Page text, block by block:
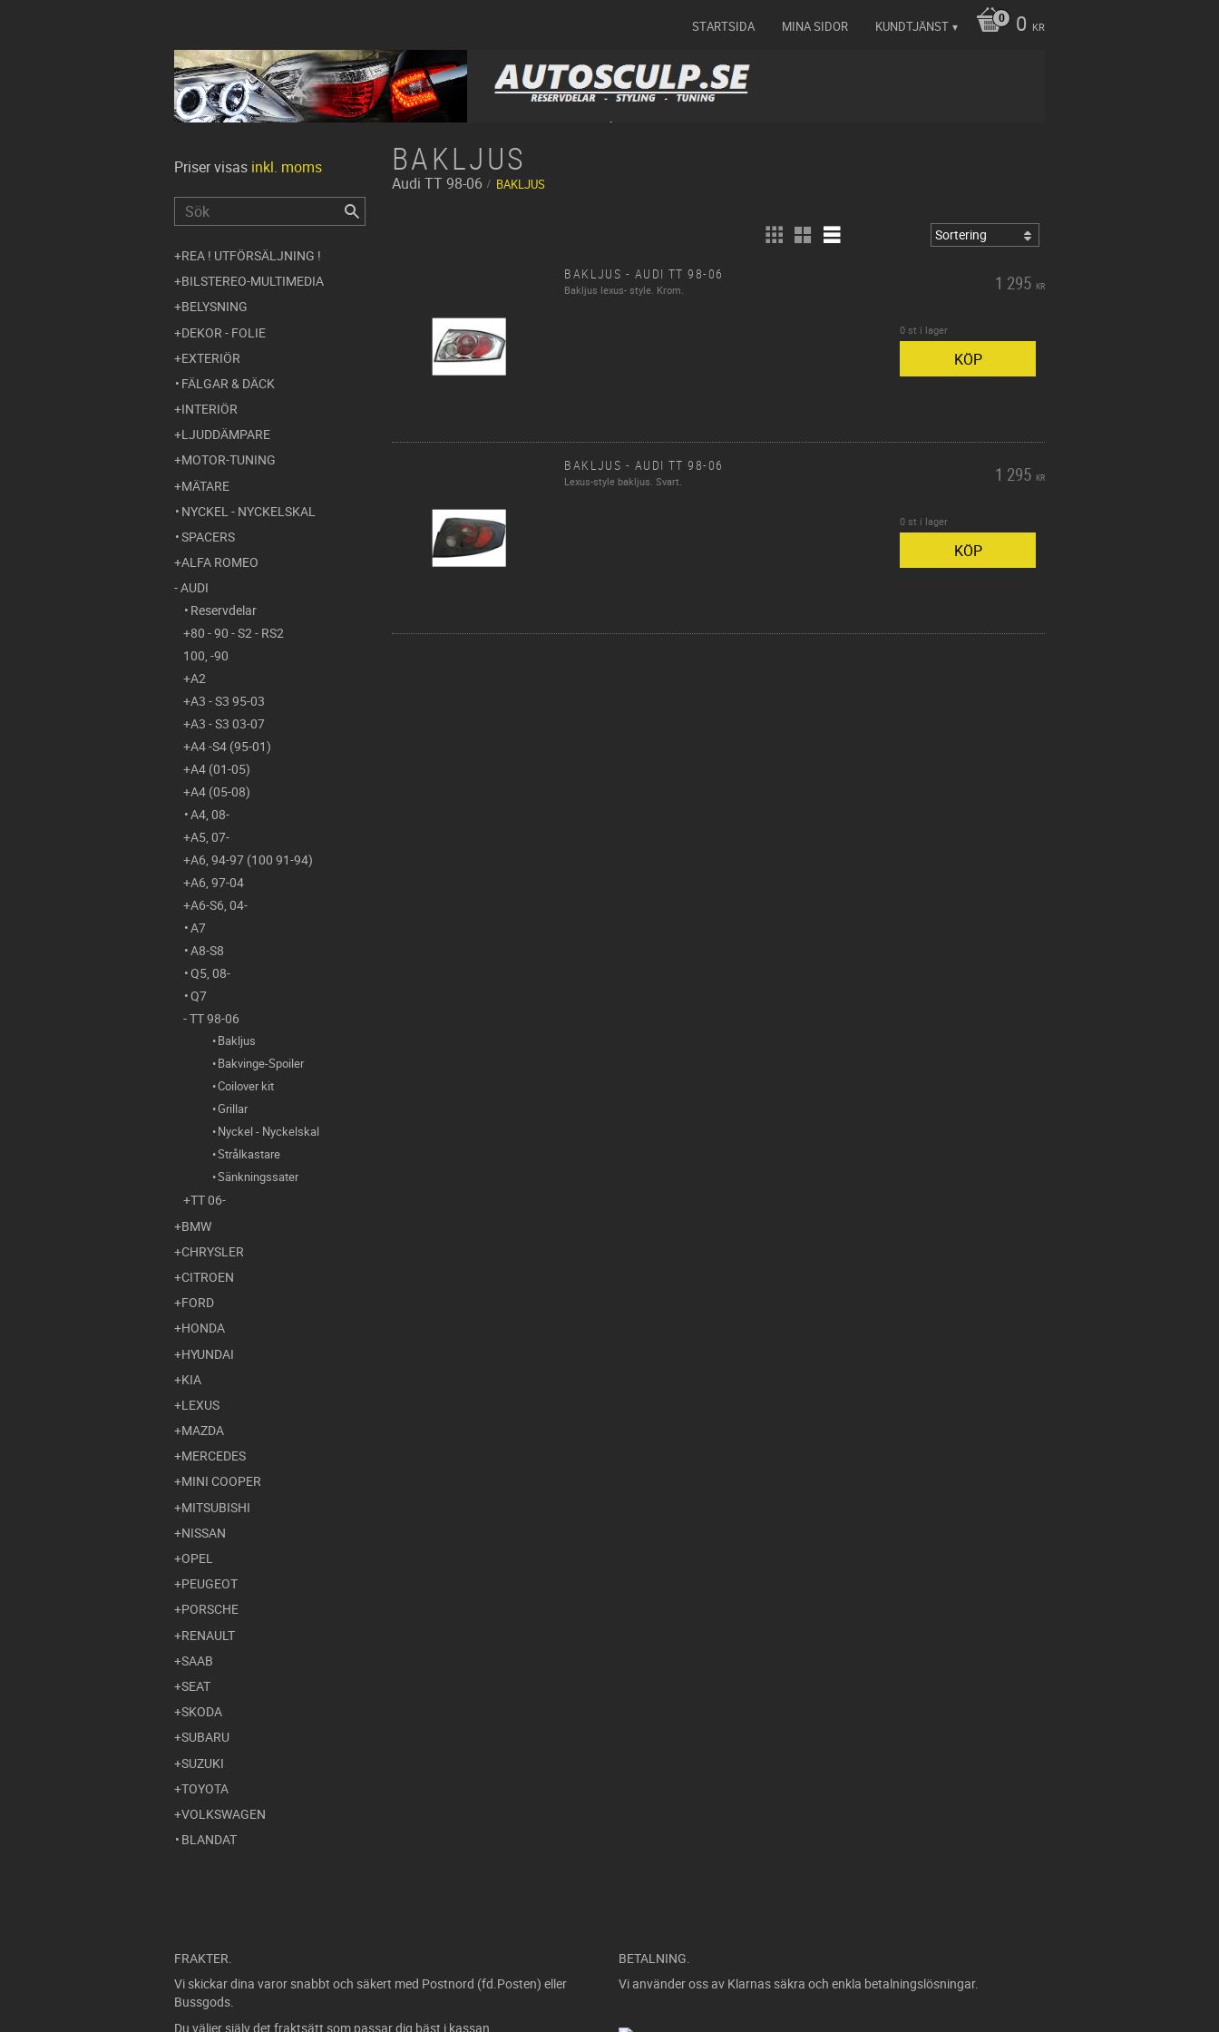
0 KR
STARTSIDA MINA SIDOR KUNDTJÄNST
BAKLJUS
Audi TT 98-06 BAKLJUS
BAKLJUS - AUDI TT 98-06
Bakljus lexus- style. Krom. 1 295 KR
0 st i lager
KÖP
BAKLJUS - AUDI TT 98-06
Lexus-style bakljus. Svart. 1 295 KR
0 st i lager
KÖP
Priser visas inkl. moms
REA ! UTFÖRSÄLJNING !
BILSTEREO-MULTIMEDIA
BELYSNING
DEKOR - FOLIE
EXTERIÖR
FÄLGAR & DÄCK
INTERIÖR
LJUDDÄMPARE
MOTOR-TUNING
MÄTARE
NYCKEL - NYCKELSKAL
SPACERS
ALFA ROMEO
AUDI
Reservdelar
80 - 90 - S2 - RS2
100, -90
A2
A3 - S3 95-03
A3 - S3 03-07
A4 -S4 (95-01)
A4 (01-05)
A4 (05-08)
A4, 08-
A5, 07-
A6, 94-97 (100 91-94)
A6, 97-04
A6-S6, 04-
A7
A8-S8
Q5, 08-
Q7
TT 98-06
Bakljus
Bakvinge-Spoiler
Coilover kit
Grillar
Nyckel - Nyckelskal
Strålkastare
Sänkningssater
TT 06-
BMW
CHRYSLER
CITROEN
FORD
HONDA
HYUNDAI
KIA
LEXUS
MAZDA
MERCEDES
MINI COOPER
MITSUBISHI
NISSAN
OPEL
PEUGEOT
PORSCHE
RENAULT
SAAB
SEAT
SKODA
SUBARU
SUZUKI
TOYOTA
VOLKSWAGEN
BLANDAT
FRAKTER.
Vi skickar dina varor snabbt och säkert med Postnord (fd.Posten) eller
Bussgods.
Du väljer själv det fraktsätt som passar dig bäst i kassan.
BETALNING.
Vi använder oss av Klarnas säkra och enkla betalningslösningar.